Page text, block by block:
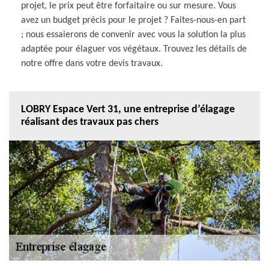
projet, le prix peut être forfaitaire ou sur mesure. Vous
avez un budget précis pour le projet ? Faites-nous-en part
; nous essaierons de convenir avec vous la solution la plus
adaptée pour élaguer vos végétaux. Trouvez les détails de
notre offre dans votre devis travaux.
LOBRY Espace Vert 31, une entreprise d’élagage
réalisant des travaux pas chers